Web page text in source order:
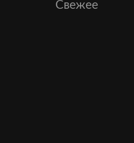
Свежее